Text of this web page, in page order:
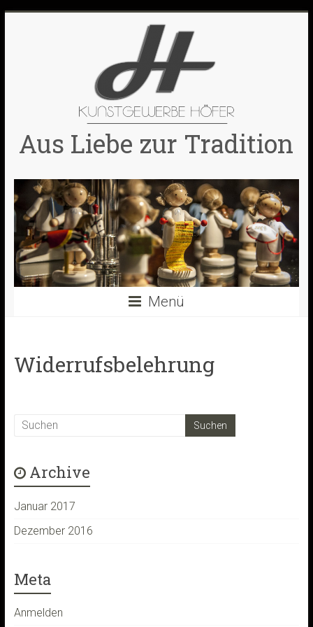
Aus Liebe zur Tradition
Menü
Widerrufsbelehrung
Archive
Januar 2017
Dezember 2016
Meta
Anmelden